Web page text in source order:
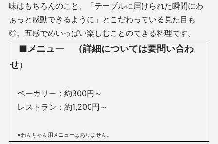
味はもちろんのこと、「テーブルに届けられた瞬間にわ
ぁっと感動できるように」とこだわっている見た目も
◎。五感でめいっぱい楽しむことのできる料理です。
■メニュー
（詳細については要問い合わ
せ）
ベーカリー：約300円～
レストラン： 約1,200円～
※わんちゃん用メニューはありません。